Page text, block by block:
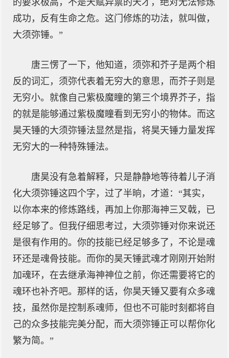
的要求极高，不是天赋异禀的天才，绝对无法修炼
成功，反有生命之危。这门修炼的功法，就叫做，
大须弥锤。”
唐三愣了一下，他知道，须弥和芥子是两个相
反的词汇，须弥代表着无穷大的意思，而芥子则是
无穷小。就像自己紫极魔瞳的第三个境界芥子，指
的就是能够通过紫极魔瞳看到无穷小的物体。而这
昊天锤的大须弥锤法显然是指，将昊天锤力量发挥
无穷大的一种特殊锤法。
唐昊没有急着解释，只是静静地等待着儿子消
化大须弥锤这四个字，过了半晌，才道：“其实，
以你本来的修炼路线，再加上你那海神三叉戟，已
经足够了。但我仔细思考过，大须弥锤对你来说还
是很有作用的。你的技能已经足够多了，不论是魂
环还是魂骨技能。而你的昊天锤武魂才刚刚开始附
加魂环，在去继承海神神位之前，你还需要将它的
魂环也补齐吧。那样的话，你昊天锤又要有众多魂
技，虽然你是控制系魂师，但也不可能时刻都将自
己的众多技能完美分配，而大须弥锤正可以帮你化
繁为简。”